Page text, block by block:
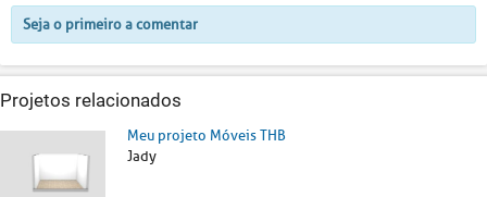
Seja o primeiro a comentar
Projetos relacionados
Meu projeto Móveis THB
Jady